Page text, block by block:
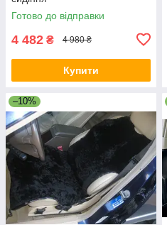
Готово до відправки
4 482 ₴ 4 980 ₴
Купити
–10%